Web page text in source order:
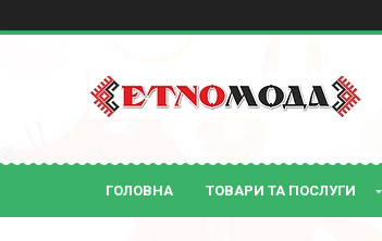
ГОЛОВНА ТОВАРИ ТА ПОСЛУГИ